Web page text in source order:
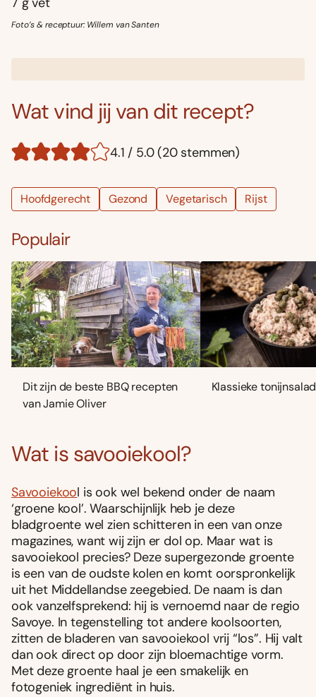
Foto’s & receptuur: Willem van Santen
Wat vind jij van dit recept?
4.1 / 5.0 (20 stemmen)
Hoofdgerecht Gezond Vegetarisch Rijst
Populair
Dit zijn de beste BBQ recepten
van Jamie Oliver
Klassieke
Wat is savooiekool?
Savooiekool is ook wel bekend onder de naam
‘groene kool’. Waarschijnlijk heb je deze
bladgroente wel zien schitteren in een van onze
magazines, want wij zijn er dol op. Maar wat is
savooiekool precies? Deze supergezonde groente
is een van de oudste kolen en komt oorspronkelijk
uit het Middellandse zeegebied. De naam is dan
ook vanzelfsprekend: hij is vernoemd naar de regio
Savoye. In tegenstelling tot andere koolsoorten,
zitten de bladeren van savooiekool vrij “los”. Hij valt
dan ook direct op door zijn bloemachtige vorm.
Met deze groente haal je een smakelijk en
fotogeniek ingrediënt in huis.